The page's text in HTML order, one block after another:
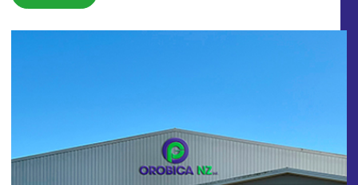
Productos
Contatos
Trabalhe conosco